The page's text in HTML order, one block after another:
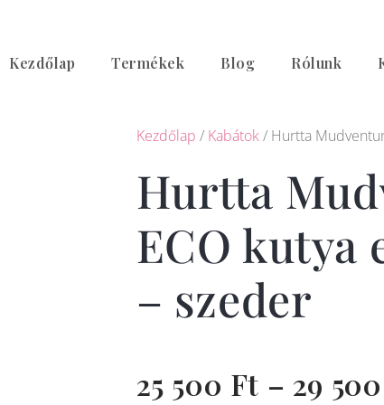
content
Kezdőlap Termékek Blog Rólunk
Kezdőlap / Kabátok/ Hurtta
Hurtta
ECO kutya
– szeder
25 500 Ft – 29 500